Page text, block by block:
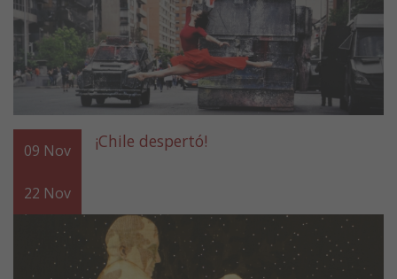
09 Nov
22 Nov
¡Chile despertó!